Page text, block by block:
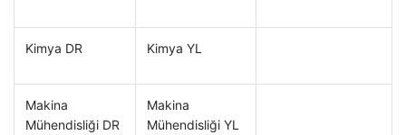
Kimya DR Kimya YL
Makina
Mühendisliği DR
Makina
Mühendisliği YL